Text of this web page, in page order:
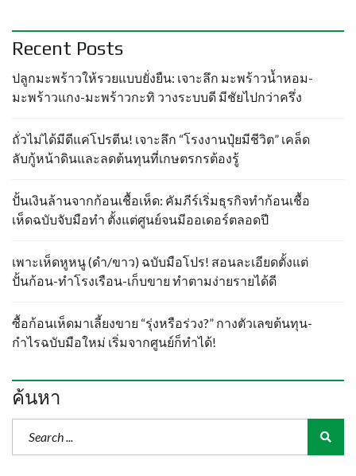
Recent Posts
ปลูกมะพร้าวให้รวยแบบยั่งยืน: เจาะลึก มะพร้าวน้ำหอม-
มะพร้าวแกง-มะพร้าวกะทิ วางระบบดี มีชัยไปกว่าครึ่ง
ถั่วไม่ได้มีดีแค่โปรตีน! เจาะลึก “โรงงานปุ๋ยมีชีวิต” เคล็ด
ลับกู้หน้าดินและลดต้นทุนที่เกษตรกรต้องรู้
ปั้นเงินล้านจากก้อนเชื้อเห็ด: คัมภีร์เริ่มธุรกิจทำก้อนเชื้อ
เห็ดฉบับจับมือทำ ตั้งแต่ศูนย์จนมีออเดอร์ตลอดปี
เพาะเห็ดหูหนู (ดำ/ขาว) ฉบับมือโปร! สอนละเอียดตั้งแต่
ปั้นก้อน-ทำโรงเรือน-เก็บขาย ทำตามง่ายรายได้ดี
ซื้อก้อนเห็ดมาเลี้ยงขาย “รุ่งหรือร่วง?” กางตัวเลขต้นทุน-
กำไรฉบับมือใหม่ เริ่มจากศูนย์ก็ทำได้!
ค้นหา